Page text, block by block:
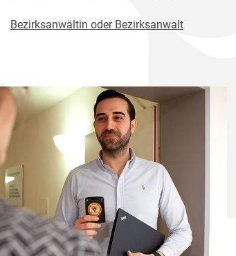
Bezirksanwältin oder Bezirksanwalt